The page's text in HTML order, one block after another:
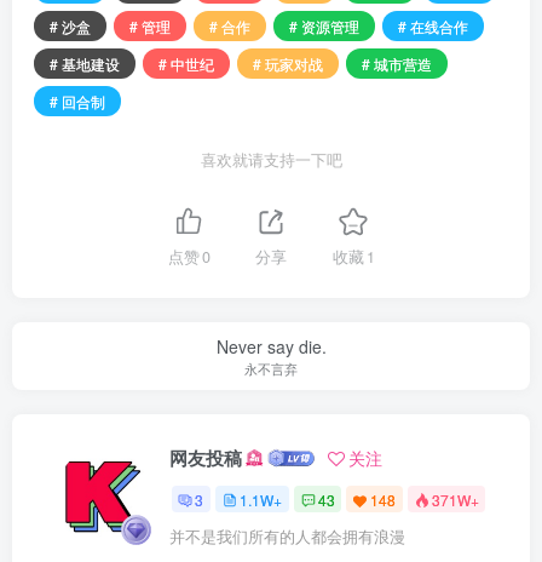
# 沙盒
# 管理 # 合作 # 资源管理
# 在线合作
# 基地建设
# 中世纪 # 玩家对战
# 城市营造
# 回合制
喜欢就请支持一下吧
点赞0 分享 收藏1
Never say die.
永不言弃
网友投稿 关注
3 1.1W+ 43 148 371W+
并不是我们所有的人都会拥有浪漫